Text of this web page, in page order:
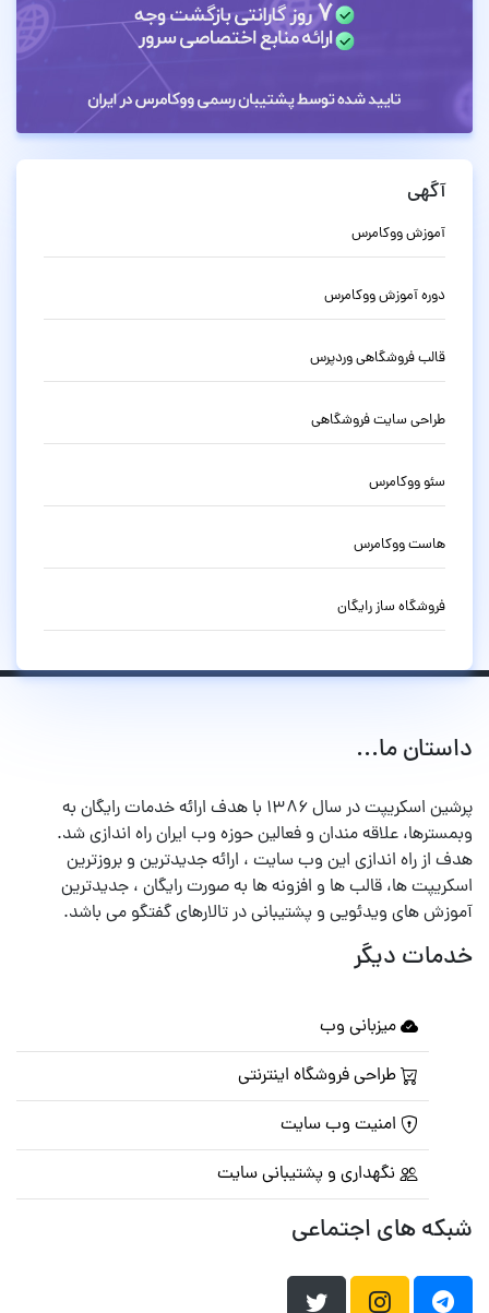
آگهی
آموزش ووکامرس
دوره آموزش ووکامرس
قالب فروشگاهی وردپرس
طراحی سایت فروشگاهی
سئو ووکامرس
هاست ووکامرس
فروشگاه ساز رایگان
داستان ما...
پرشین اسکریپت در سال ۱۳۸۶ با هدف ارائه خدمات رایگان به
وبمسترها، علاقه مندان و فعالین حوزه وب ایران راه اندازی شد.
هدف از راه اندازی این وب سایت ، ارائه جدیدترین و بروزترین
اسکریپت ها، قالب ها و افزونه ها به صورت رایگان ، جدیدترین
آموزش های ویدئویی و پشتیبانی در تالارهای گفتگو می باشد.
خدمات دیگر
میزبانی وب
طراحی فروشگاه اینترنتی
امنیت وب سایت
نگهداری و پشتیبانی سایت
شبکه های اجتماعی